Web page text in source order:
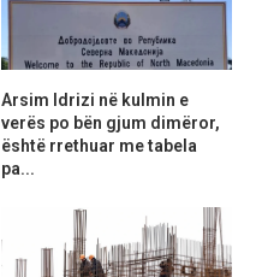
Arsim Idrizi në kulmin e
verës po bën gjum dimëror,
është rrethuar me tabela
pa...